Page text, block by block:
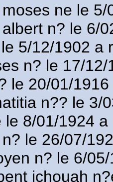
ne le
n? le 6/
5/12/1902 a
n? le 17/
le 20/01/
n?? le 3/
le 8/01/1924
le 26/07/
n? le 6/
ichouah